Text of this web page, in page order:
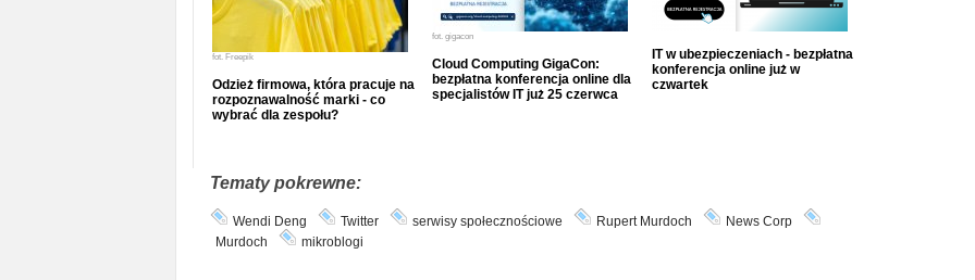
fot. Freepik
Odzież firmowa, która pracuje na
rozpoznawalność marki - co
wybrać dla zespołu?
fot. gigacon
Cloud Computing GigaCon:
bezpłatna konferencja online dla
specjalistów IT już 25 czerwca
IT w ubezpieczeniach - bezpłatna
konferencja online już w
czwartek
Tematy pokrewne:
Wendi Deng Twitter serwisy społecznościowe Rupert Murdoch
News Corp
Murdoch
mikroblogi